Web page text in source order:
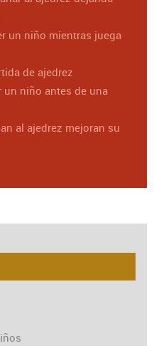
un niño mientras juega
de ajedrez
un niño antes de una
al ajedrez mejoran su